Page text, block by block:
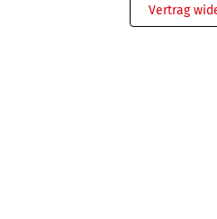
Vertrag